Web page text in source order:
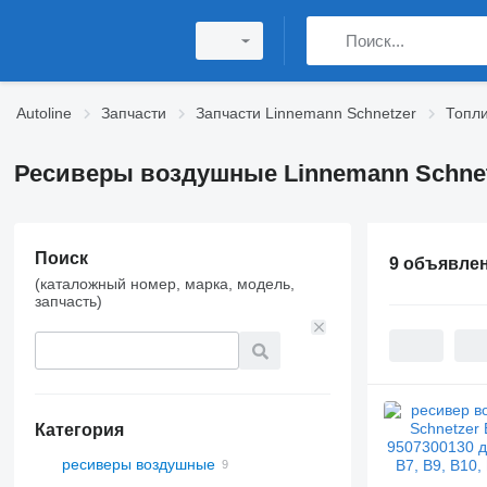
Autoline Запчасти Запчасти Linnemann Schnetzer
Ресиверы воздушные Linnemann
Поиск
(каталожный номер, марка, модель,
запчасть)
Категория
ресиверы воздушные
9